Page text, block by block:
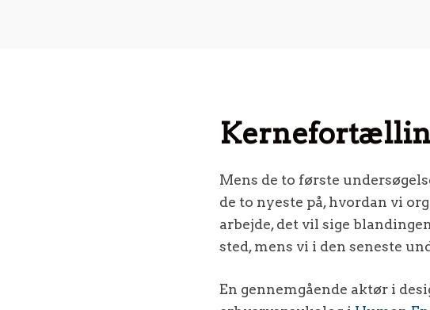
Mens de to første
de to nyeste på, hvordan vi
arbejde, det vil sige
sted, mens vi i den seneste
En gennemgående aktør i